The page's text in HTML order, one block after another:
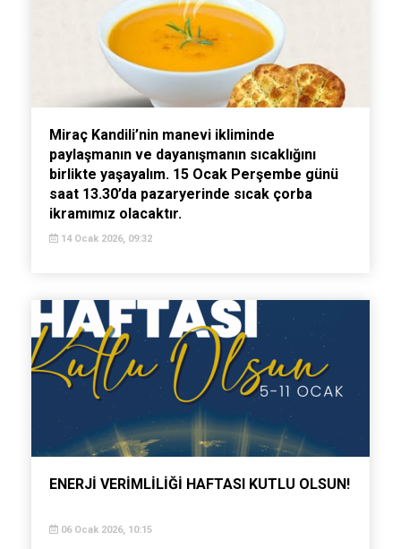
Miraç Kandili’nin manevi ikliminde
paylaşmanın ve dayanışmanın sıcaklığını
birlikte yaşayalım. 15 Ocak Perşembe günü
saat 13.30’da pazaryerinde sıcak çorba
ikramımız olacaktır.
14 Ocak 2026, 09:32
ENERJİ VERİMLİLİĞİ HAFTASI KUTLU OLSUN!
06 Ocak 2026, 10:15